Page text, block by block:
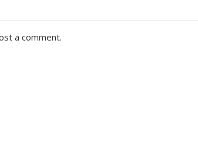
a comment.